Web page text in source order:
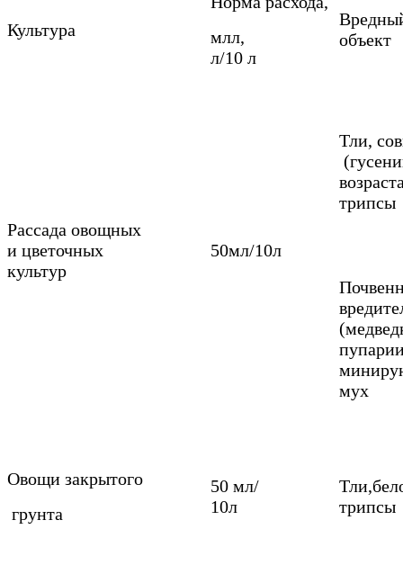
Культура
млл,
л/10 л
объект
Рассада овощных
и цветочных
культур
50мл/10л
Тли,
трипсы
мух
Овощи закрытого
грунта
50 мл/
10л
трипсы